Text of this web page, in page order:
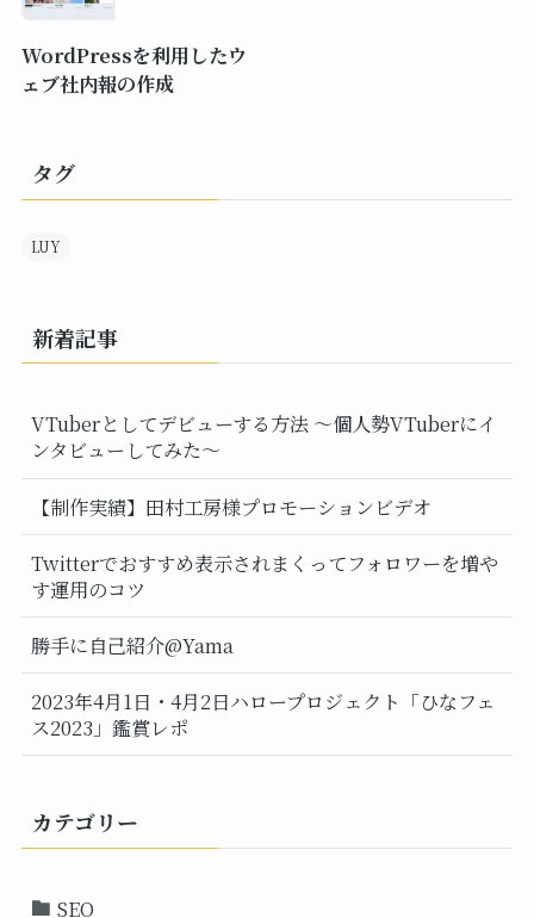
WordPressを利用したウ
ェブ社内報の作成
タグ
LUY
新着記事
VTuberとしてデビューする方法 ～個人勢VTuberにイ
ンタビューしてみた～
【制作実績】田村工房様プロモーションビデオ
Twitterでおすすめ表示されまくってフォロワーを増や
す運用のコツ
勝手に自己紹介@Yama
2023年4月1日・4月2日ハロープロジェクト「ひなフェ
ス2023」鑑賞レポ
カテゴリー
SEO